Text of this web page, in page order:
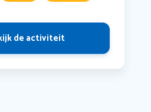
de activiteit